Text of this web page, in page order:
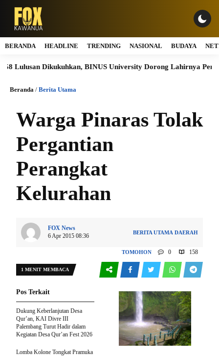
BERANDA HEADLINE TRENDING NASIONAL BUDAYA
Dikukuhkan, BINUS University Dorong Lahirnya Pemimpin
Beranda / Berita Utama
Warga Pinaras Tolak
Pergantian
Perangkat
Kelurahan
FOX News
6 Apr 2015 08:36
BERITA UTAMA DAERAH
TOMOHON 0 158
1 MENIT MEMBACA
Pos Terkait
Dukung Keberlanjutan Desa
Qur’an, KAI Divre III
Palembang Turut Hadir dalam
Kegiatan Desa Qur’an Fest 2026
Lomba Kolone Tongkat Pramuka